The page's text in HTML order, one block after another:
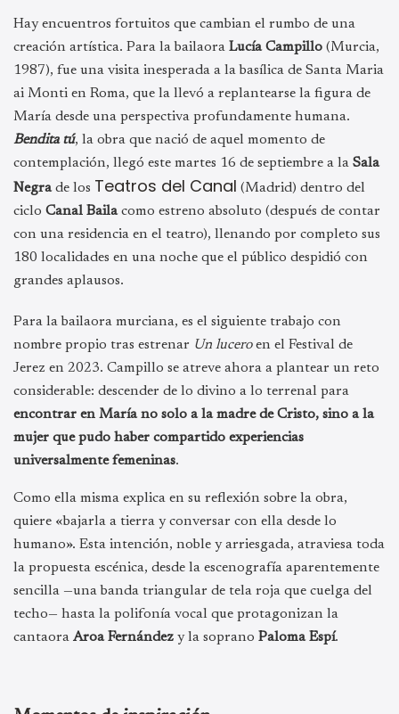
Hay encuentros fortuitos que cambian el rumbo de una
creación artística. Para la bailaora Lucía Campillo (Murcia,
1987), fue una visita inesperada a la basílica de Santa Maria
ai Monti en Roma, que la llevó a replantearse la figura de
María desde una perspectiva profundamente humana.
Bendita tú, la obra que nació de aquel momento de
contemplación, llegó este martes 16 de septiembre a la Sala
Negrade los Teatros del Canal (Madrid) dentro del
ciclo Canal Bailacomo estreno absoluto (después de contar
con una residencia en el teatro), llenando por completo sus
180 localidades en una noche que el público despidió con
grandes aplausos.
Para la bailaora murciana, es el siguiente trabajo con
nombre propio tras estrenar Un luceroen el Festival de
Jerez en 2023. Campillo se atreve ahora a plantear un reto
considerable: descender de lo divino a lo terrenal para
encontrar en María no solo a la madre de Cristo, sino a la
mujer que pudo haber compartido experiencias
universalmente femeninas.
Como ella misma explica en su reflexión sobre la obra,
quiere «bajarla a tierra y conversar con ella desde lo
humano». Esta intención, noble y arriesgada, atraviesa toda
la propuesta escénica, desde la escenografía aparentemente
sencilla —una banda triangular de tela roja que cuelga del
techo— hasta la polifonía vocal que protagonizan la
cantaora Aroa Fernández y la soprano Paloma Espí.